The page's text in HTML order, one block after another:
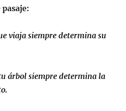
viaja siempre determina su
árbol siempre determina la